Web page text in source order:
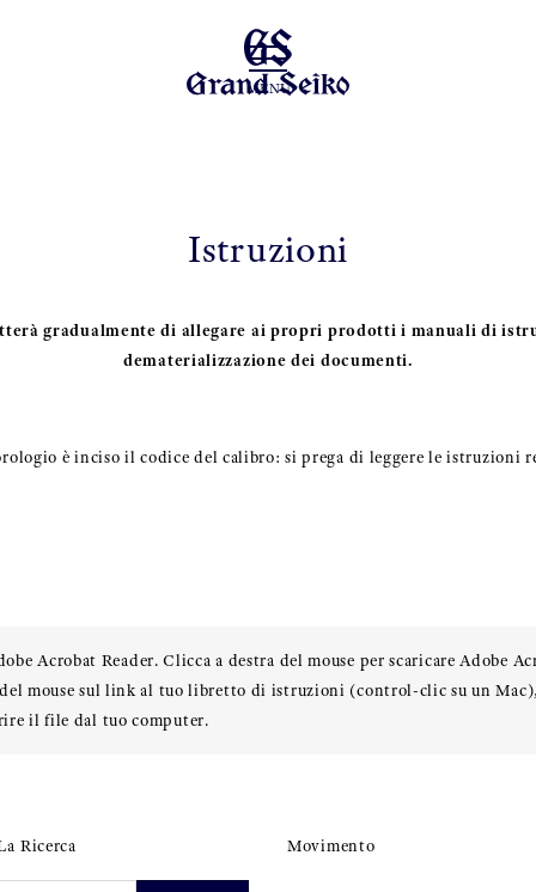
MENU
Istruzioni
gradualmente di allegare ai propri prodotti i manuali di
dematerializzazione dei documenti.
è inciso il codice del calibro: si prega di leggere le istruzioni
Acrobat Reader. Clicca a destra del mouse per scaricare Adobe
mouse sul link al tuo libretto di istruzioni (control-clic su un
il file dal tuo computer.
Ricerca Movimento